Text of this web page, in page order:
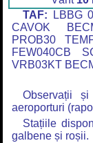
TAF: LBBG
CAVOK
PROB30
FEW040CB
VRB03KT
Observații
aeroporturi
Stațiile
galbene și roșii.